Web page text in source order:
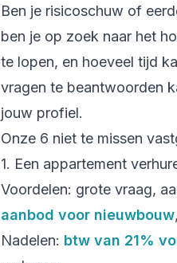
Ben je risicoschuw of
ben je op zoek naar het
te lopen, en hoeveel tijd
vragen te beantwoorden
jouw profiel.
Onze 6 niet te missen
1. Een appartement
Voordelen: grote vraag,
aanbod voor nieuwbouw
Nadelen: btw van 21%